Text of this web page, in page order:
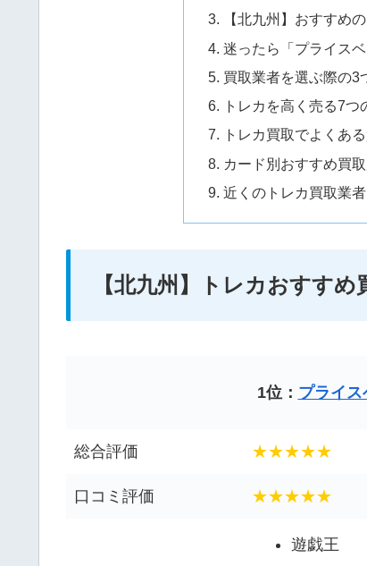
【北九州】おすすめ
迷ったら「プライス
買取業者を選ぶ際の3
トレカを高く売る7つ
トレカ買取でよくあ
カード別おすすめ買
近くのトレカ買取業
【北九州】トレカおすすめ
1位： プライス
総合評価 ★★★★★
口コミ評価 ★★★★★
遊戯王